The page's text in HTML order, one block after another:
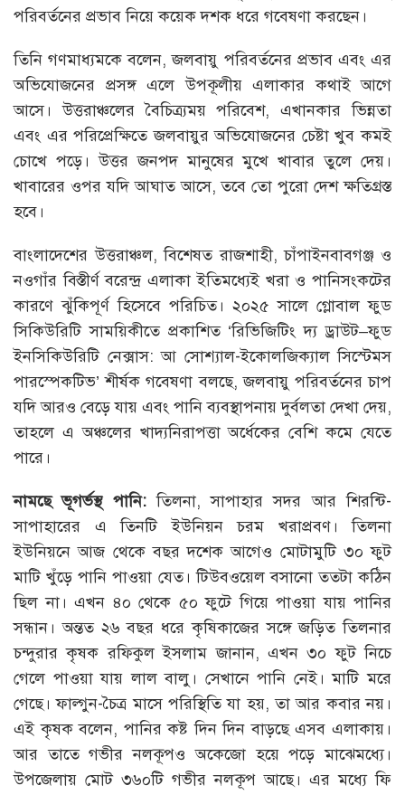
পরিবর্তনের প্রভাব নিয়ে কয়েক দশক ধরে গবেষণা করছেন।
তিনি গণমাধ্যমকে বলেন, জলবায়ু পরিবর্তনের প্রভাব এবং এর
অভিযোজনের প্রসঙ্গ এলে উপকূলীয় এলাকার কথাই আগে
আসে। উত্তরাঞ্চলের বৈচিত্র্যময় পরিবেশ, এখানকার ভিন্নতা
এবং এর পরিপ্রেক্ষিতে জলবায়ুর অভিযোজনের চেষ্টা খুব কমই
চোখে পড়ে। উত্তর জনপদ মানুষের মুখে খাবার তুলে দেয়।
খাবারের ওপর যদি আঘাত আসে, তবে তো পুরো দেশ ক্ষতিগ্রস্ত
হবে।
বাংলাদেশের উত্তরাঞ্চল, বিশেষত রাজশাহী, চাঁপাইনবাবগঞ্জ ও
নওগাঁর বিস্তীর্ণ বরেন্দ্র এলাকা ইতিমধ্যেই খরা ও পানিসংকটের
কারণে ঝুঁকিপূর্ণ হিসেবে পরিচিত। ২০২৫ সালে গ্লোবাল ফুড
সিকিউরিটি সাময়িকীতে প্রকাশিত ‘রিভিজিটিং দ্য ড্রাউট–ফুড
ইনসিকিউরিটি নেক্সাস: আ সোশ্যাল-ইকোলজিক্যাল সিস্টেমস
পারস্পেকটিভ’ শীর্ষক গবেষণা বলছে, জলবায়ু পরিবর্তনের চাপ
যদি আরও বেড়ে যায় এবং পানি ব্যবস্থাপনায় দুর্বলতা দেখা দেয়,
তাহলে এ অঞ্চলের খাদ্যনিরাপত্তা অর্ধেকের বেশি কমে যেতে
পারে।
নামছে ভূগর্ভস্থ পানি:তিলনা, সাপাহার সদর আর শিরন্টি-
সাপাহারের এ তিনটি ইউনিয়ন চরম খরাপ্রবণ। তিলনা
ইউনিয়নে আজ থেকে বছর দশেক আগেও মোটামুটি ৩০ ফুট
মাটি খুঁড়ে পানি পাওয়া যেত। টিউবওয়েল বসানো ততটা কঠিন
ছিল না। এখন ৪০ থেকে ৫০ ফুটে গিয়ে পাওয়া যায় পানির
সন্ধান। অন্তত ২৬ বছর ধরে কৃষিকাজের সঙ্গে জড়িত তিলনার
চন্দুরার কৃষক রফিকুল ইসলাম জানান, এখন ৩০ ফুট নিচে
গেলে পাওয়া যায় লাল বালু। সেখানে পানি নেই। মাটি মরে
গেছে। ফাল্গুন-চৈত্র মাসে পরিস্থিতি যা হয়, তা আর কবার নয়।
এই কৃষক বলেন, পানির কষ্ট দিন দিন বাড়ছে এসব এলাকায়।
আর তাতে গভীর নলকূপও অকেজো হয়ে পড়ে মাঝেমধ্যে।
উপজেলায় মোট ৩৬০টি গভীর নলকূপ আছে। এর মধ্যে ফি